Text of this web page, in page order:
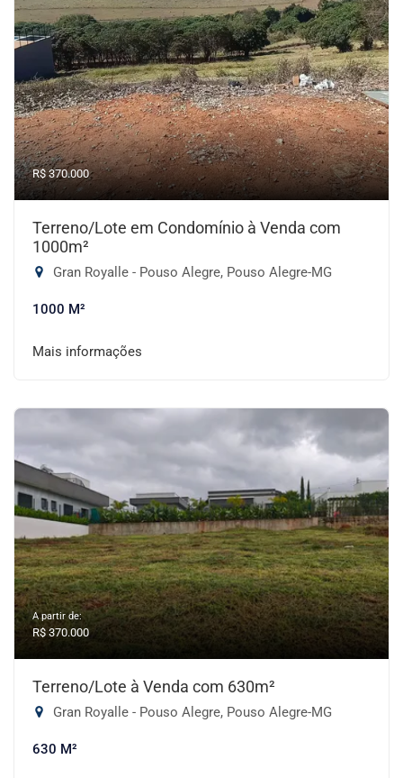
R$ 370.000
Terreno/Lote em Condomínio à Venda com
1000m²
Gran Royalle - Pouso Alegre, Pouso Alegre-MG
1000 M²
Mais informações
A partir de:
R$ 370.000
Terreno/Lote à Venda com 630m²
Gran Royalle - Pouso Alegre, Pouso Alegre-MG
630 M²